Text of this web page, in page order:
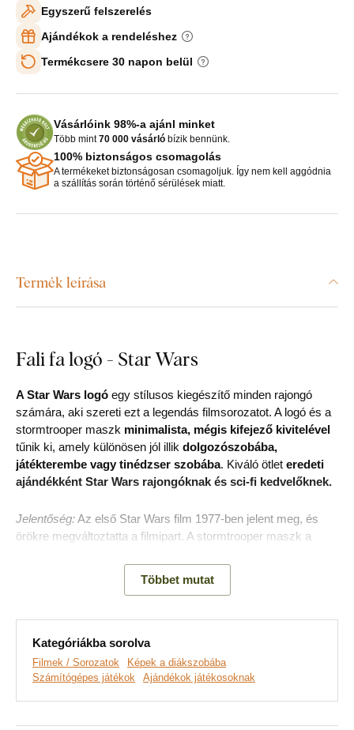
Egyszerű felszerelés
Ajándékok a rendeléshez
Termékcsere 30 napon belül
Vásárlóink 98%-a ajánl minket
Több mint70 000 vásárló bízik bennünk.
100% biztonságos csomagolás
A termékeket biztonságosan csomagoljuk. Így nem kell aggódnia
a szállítás során történő sérülések miatt.
Termék leírása
Fali fa logó - Star Wars
A Star Wars logó egy stílusos kiegészítő minden rajongó
számára, aki szereti ezt a legendás filmsorozatot. A logó és a
stormtrooper maszk minimalista, mégis kifejező kivitelével
tűnik ki, amely különösen jól illik dolgozószobába,
játékterembe vagy tinédzser szobába. Kiváló ötlet eredeti
ajándékként Star Wars rajongóknak és sci-fi kedvelőknek.
Jelentőség:Az első Star Wars film 1977-ben jelent meg, és
örökre megváltoztatta a filmipart. A stormtrooper maszk a
Eredeti ajándék Star Wars rajongóknak
Egyszerű fali rögzítés
Többet mutat
Kategóriákba sorolva
Filmek / Sorozatok
Képek a diákszobába
Számítógépes játékok
Ajándékok játékosoknak